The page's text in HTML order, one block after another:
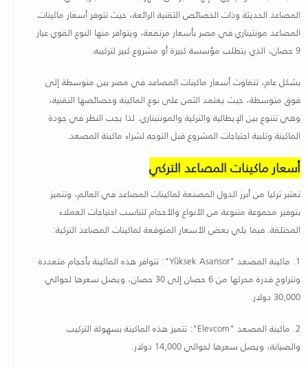
المصاعد الحديثة وذات الخصائص التقنية الرائعة، حيث تتوفر أسعار ماكينات
المصاعد مونتيناري في مصر بأسعار مرتفعة، ويتوافر منها النوع القوي عيار
9 حصان، الذي يتطلب مؤسسة كبيرة أو مشروع كبير لتركيبه
.
بشكل عام، تتفاوت أسعار ماكينات المصاعد في مصر بين متوسطة إلى
فوق متوسطة، حيث يعتمد الثمن على نوع الماكينة وخصائصها التقنية،
وهي تتنوع بين الإيطالية والتركية والمونتيناري. لذا يجب النظر في جودة
الماكينة وتلبية احتياجات المشروع قبل التوجه لشراء ماكينة المصعد.
أسعار ماكينات المصاعد التركي
تعتبر تركيا من أبرز الدول المصنعة لماكينات المصاعد في العالم، وتتميز
بتوفير مجموعة متنوعة من الأنواع والأحجام لتناسب احتياجات العملاء
المختلفة. فيما يلي بعض الأسعار المتوقعة لماكينات المصاعد التركية:
1. ماكينة المصعد "Yüksek Asansor":
تتوافر هذه الماكينة بأحجام متعددة
وتتراوح قدرة محركها من 6 حصان إلى 30 حصان، ويصل سعرها لحوالي
30,000 دولار
.
2. ماكينة المصعد "Elevcom":
تتميز هذه الماكينة بسهولة التركيب
والصيانة، ويصل سعرها لحوالي 14,000 دولار
.